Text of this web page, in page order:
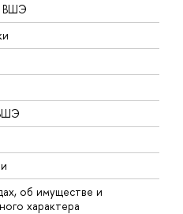
ВШЭ
об имуществе и
характера